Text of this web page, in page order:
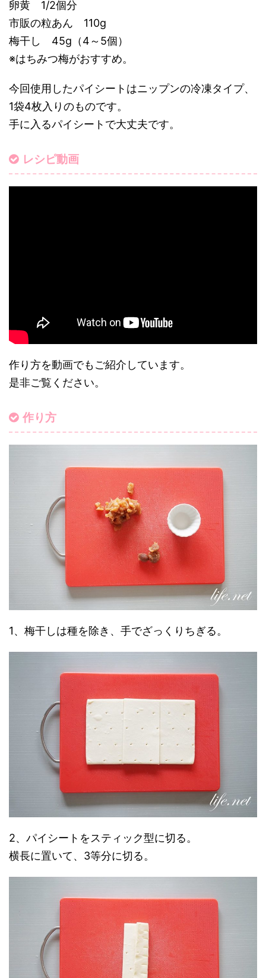
卵黄 1/2個分
市販の粒あん 110g
梅干し 45g（4～5個）
※はちみつ梅がおすすめ。
今回使用したパイシートはニップンの冷凍タイプ、
1袋4枚入りのものです。
手に入るパイシートで大丈夫です。
レシピ動画
作り方を動画でもご紹介しています。
是非ご覧ください。
作り方
1、梅干しは種を除き、手でざっくりちぎる。
2、パイシートをスティック型に切る。
横長に置いて、3等分に切る。